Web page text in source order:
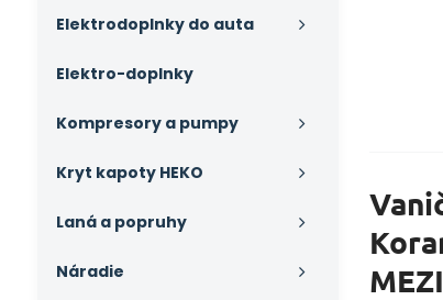
Elektrodoplnky do auta
Elektro-doplnky
Kompresory a pumpy
Kryt kapoty HEKO
Laná a popruhy
Náradie